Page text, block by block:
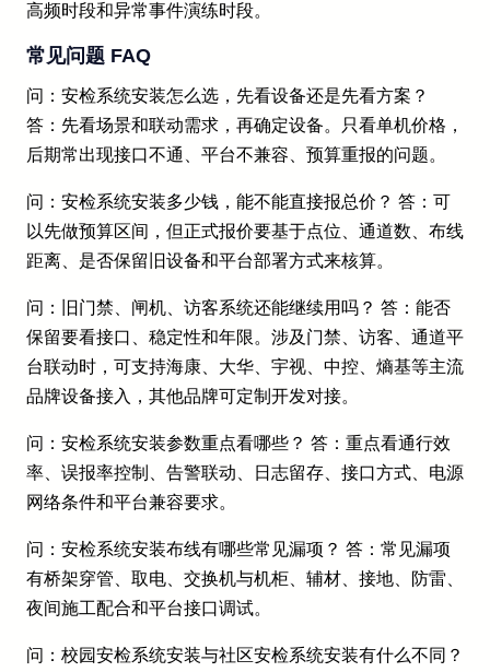
高频时段和异常事件演练时段。
常见问题 FAQ
问：安检系统安装怎么选，先看设备还是先看方案？
答：先看场景和联动需求，再确定设备。只看单机价格，
后期常出现接口不通、平台不兼容、预算重报的问题。
问：安检系统安装多少钱，能不能直接报总价？ 答：可
以先做预算区间，但正式报价要基于点位、通道数、布线
距离、是否保留旧设备和平台部署方式来核算。
问：旧门禁、闸机、访客系统还能继续用吗？ 答：能否
保留要看接口、稳定性和年限。涉及门禁、访客、通道平
台联动时，可支持海康、大华、宇视、中控、熵基等主流
品牌设备接入，其他品牌可定制开发对接。
问：安检系统安装参数重点看哪些？ 答：重点看通行效
率、误报率控制、告警联动、日志留存、接口方式、电源
网络条件和平台兼容要求。
问：安检系统安装布线有哪些常见漏项？ 答：常见漏项
有桥架穿管、取电、交换机与机柜、辅材、接地、防雷、
夜间施工配合和平台接口调试。
问：校园安检系统安装与社区安检系统安装有什么不同？